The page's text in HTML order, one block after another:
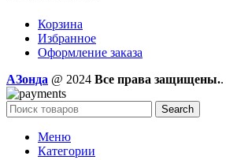
Корзина
Избранное
Оформление заказа
AЗонда @ 2024 Все права защищены..
Search
Меню
Категории